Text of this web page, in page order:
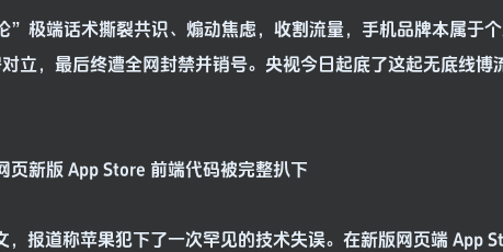
端话术撕裂共识、煽动焦虑，收割流量，手机品牌本属于
，最后终遭全网封禁并销号。央视今日起底了这起无底线博
新版 App Store 前端代码被完整扒下
，报道称苹果犯下了一次罕见的技术失误。在新版网页端 App